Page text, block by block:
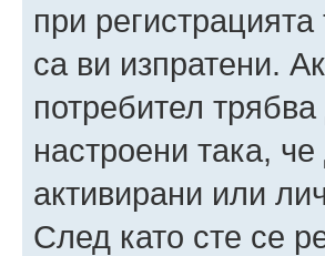
при
са ви изпратени.
потребител
настроени така,
активирани или
След като сте се